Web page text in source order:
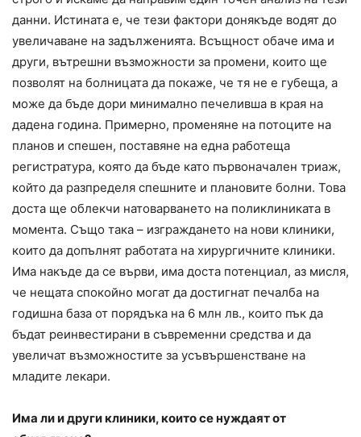
данни. Истината е, че тези фактори донякъде водят до
увеличаване на задълженията. Всъщност обаче има и
други, вътрешни възможности за промени, които ще
позволят на болницата да покаже, че тя не е губеща, а
може да бъде дори минимално печеливша в края на
дадена година. Примерно, променяне на потоците на
планов и спешен, поставяне на една работеща
регистратура, която да бъде като първоначален триаж,
който да разпределя спешните и плановите болни. Това
доста ще облекчи натоварването на поликлиниката в
момента. Също така – изграждането на нови клиники,
които да допълнят работата на хирургичните клиники.
Има накъде да се върви, има доста потенциал, аз мисля,
че нещата спокойно могат да достигнат печалба на
годишна база от порядъка на 6 млн лв., които пък да
бъдат реинвестирани в съвременни средства и да
увеличат възможностите за усъвършенстване на
младите лекари.
Има ли и други клиники, които се нуждаят от